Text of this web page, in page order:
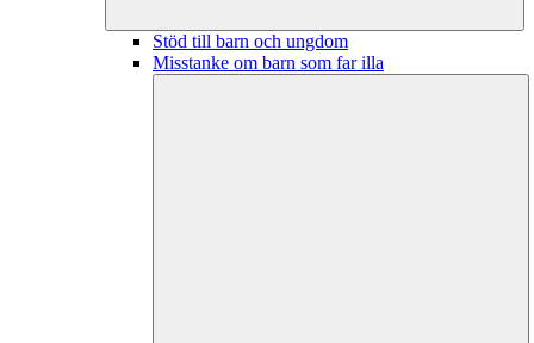
Stöd till barn och ungdom
Misstanke om barn som far illa